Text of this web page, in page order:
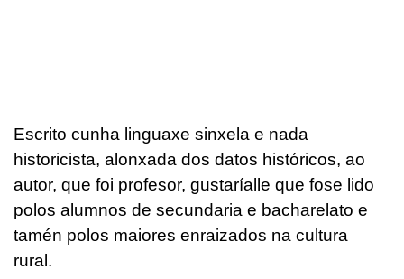
Escrito cunha linguaxe sinxela e nada
historicista, alonxada dos datos históricos, ao
autor, que foi profesor, gustaríalle que fose lido
polos alumnos de secundaria e bacharelato e
tamén polos maiores enraizados na cultura
rural.